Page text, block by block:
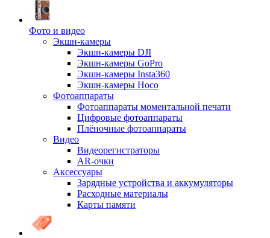
Фото и видео
Экшн-камеры
Экшн-камеры DJI
Экшн-камеры GoPro
Экшн-камеры Insta360
Экшн-камеры Hoco
Фотоаппараты
Фотоаппараты моментальной печати
Цифровые фотоаппараты
Плёночные фотоаппараты
Видео
Видеорегистраторы
AR-очки
Аксессуары
Зарядные устройства и аккумуляторы
Расходные материалы
Карты памяти